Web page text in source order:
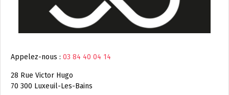
Appelez-nous : 03 84 40 04 14
28 Rue Victor Hugo
70 300 Luxeuil-Les-Bains